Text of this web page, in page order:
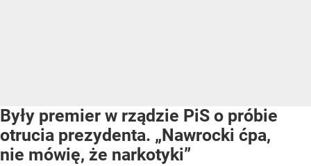
Były premier w rządzie PiS o próbie
otrucia prezydenta. „Nawrocki ćpa,
nie mówię, że narkotyki”